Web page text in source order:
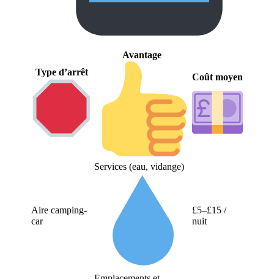
Type d’arrêt
Avantage
Coût moyen
Aire camping-
car
Services (eau, vidange)
£5–£15 /
nuit